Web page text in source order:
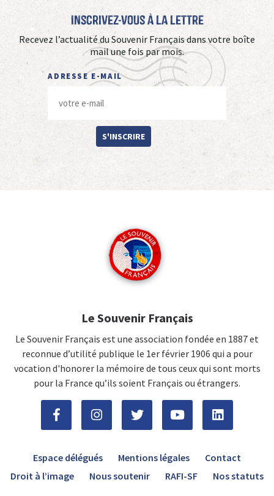
Inscrivez-vous à La Lettre
Recevez l’actualité du Souvenir Français dans votre boîte
mail une fois par mois.
ADRESSE E-MAIL
S'INSCRIRE
Le Souvenir Français
Le Souvenir Français est une association fondée en 1887 et
reconnue d’utilité publique le 1er février 1906 qui a pour
vocation d'honorer la mémoire de tous ceux qui sont morts
pour la France qu’ils soient Français ou étrangers.
Espace délégués Mentions légales
Contact
Droit à l’image
Nous soutenir RAFI-SF Nos statuts